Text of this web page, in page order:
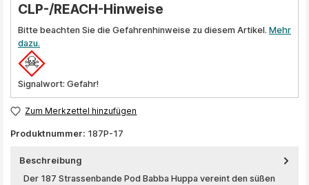
CLP-/REACH-Hinweise
Bitte beachten Sie die Gefahrenhinweise zu diesem Artikel. Mehr
dazu.
Signalwort: Gefahr!
Zum Merkzettel hinzufügen
Produktnummer: 187P-17
Beschreibung
Der 187 Strassenbande Pod Babba Huppa vereint den süßen